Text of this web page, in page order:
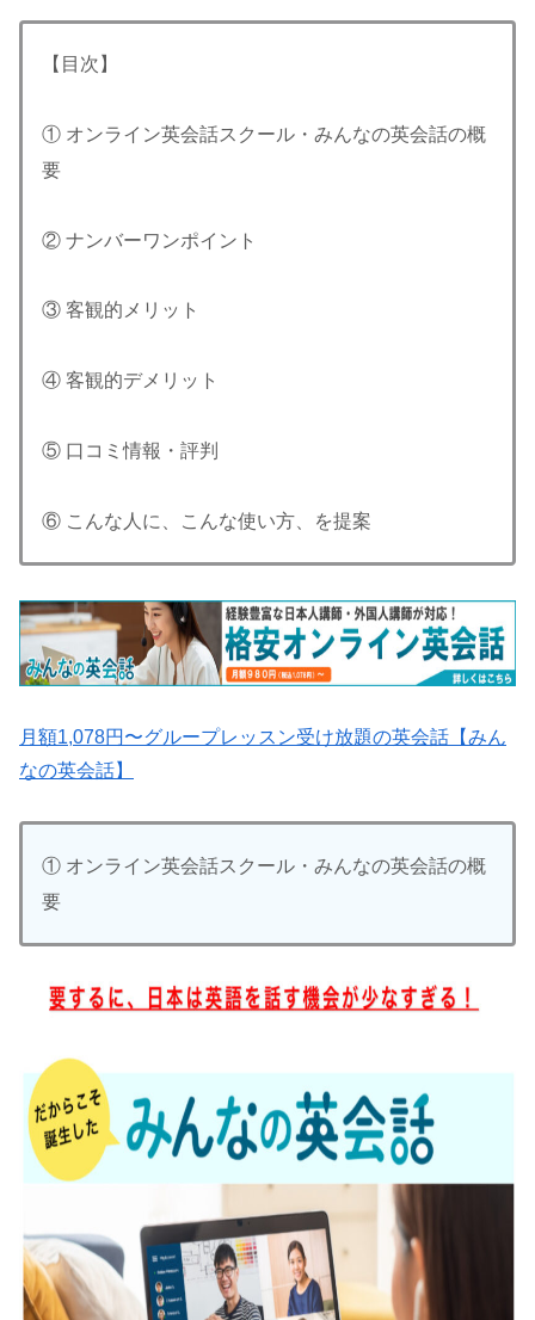
【目次】
① オンライン英会話スクール・みんなの英会話の概
要
② ナンバーワンポイント
③ 客観的メリット
④ 客観的デメリット
⑤ 口コミ情報・評判
⑥ こんな人に、こんな使い方、を提案
月額1,078円〜グループレッスン受け放題の英会話【みん
なの英会話】
① オンライン英会話スクール・みんなの英会話の概
要